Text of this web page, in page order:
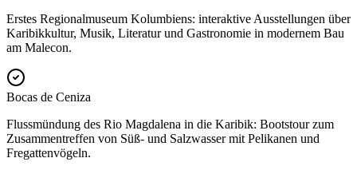
Erstes Regionalmuseum Kolumbiens: interaktive Ausstellungen über
Karibikkultur, Musik, Literatur und Gastronomie in modernem Bau
am Malecon.
Bocas de Ceniza
Flussmündung des Rio Magdalena in die Karibik: Bootstour zum
Zusammentreffen von Süß- und Salzwasser mit Pelikanen und
Fregattenvögeln.